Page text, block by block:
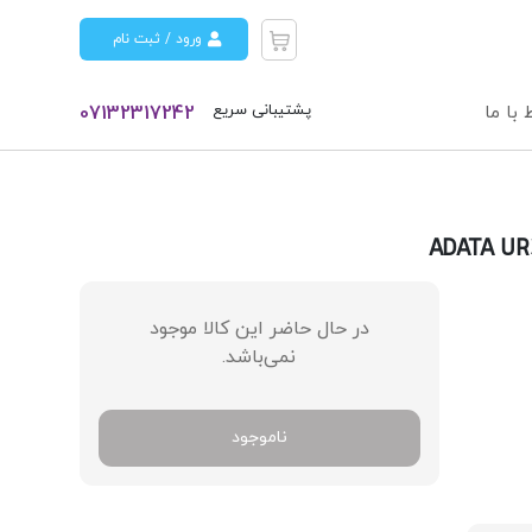
ورود / ثبت نام
07132317242 پشتیبانی سریع با ما
در حال حاضر این کالا موجود
نمی‌باشد.
ناموجود